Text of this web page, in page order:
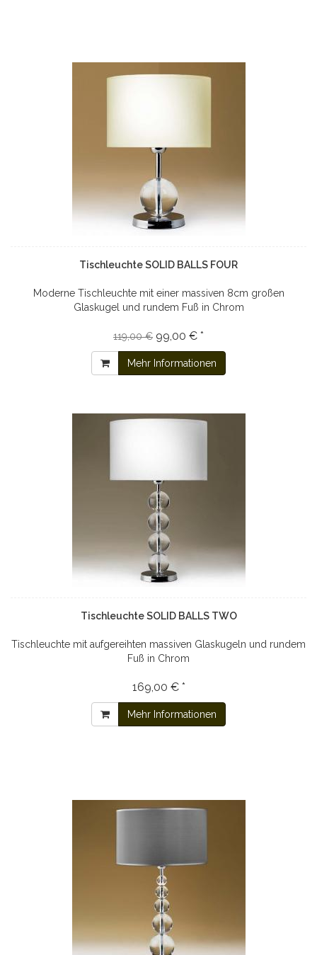
Tischleuchte SOLID BALLS FOUR
Moderne Tischleuchte mit einer massiven 8cm großen
Glaskugel und rundem Fuß in Chrom
119,00 € 99,00 € *
Mehr Informationen
Tischleuchte SOLID BALLS TWO
Tischleuchte mit aufgereihten massiven Glaskugeln und rundem
Fuß in Chrom
169,00 € *
Mehr Informationen